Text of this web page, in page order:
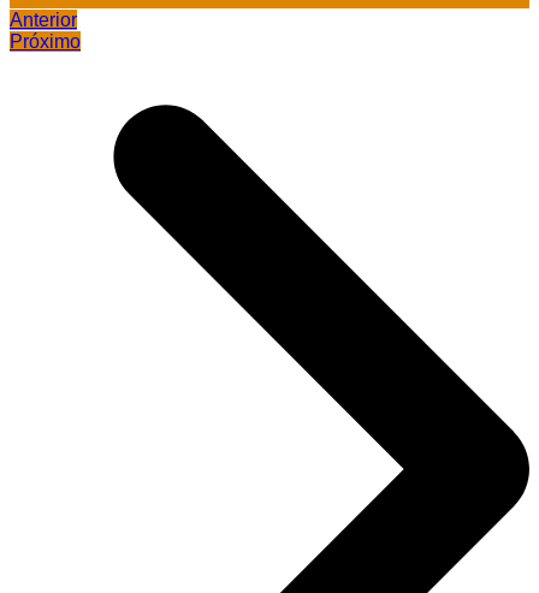
Anterior
Próximo